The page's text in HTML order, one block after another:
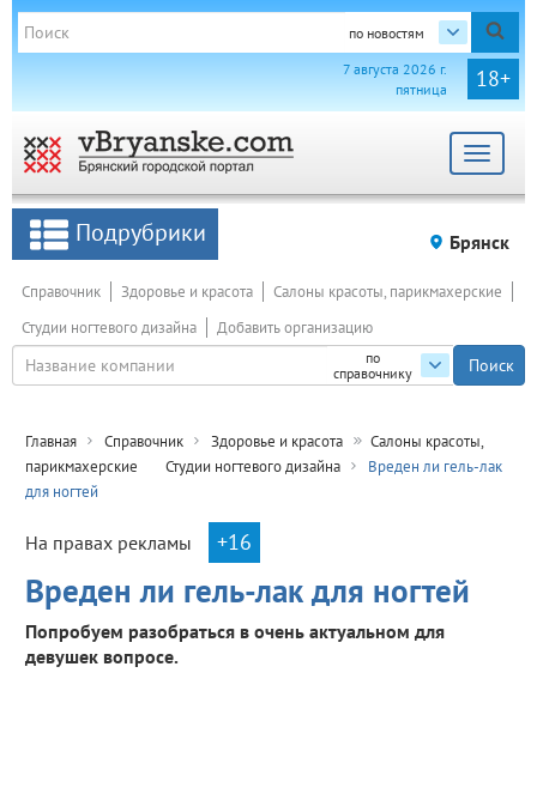
по новостям
18+
7 августа 2026 г.
пятница
Toggle
Брянск
по
справочнику
Справочник Здоровье и красота
Салоны красоты, парикмахерские
Студии ногтевого дизайна
Добавить организацию
Главная Справочник Здоровье и красота
Салоны красоты,
парикмахерские
Студии ногтевого дизайна
Вреден ли гель-лак
для ногтей
На правах рекламы +16
Вреден ли гель-лак для ногтей
Попробуем разобраться в очень актуальном для
девушек вопросе.
Подрубрики